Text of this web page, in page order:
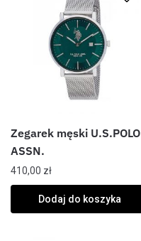
Zegarek męski U.S.POLO
ASSN.
410,00 zł
Dodaj do koszyka